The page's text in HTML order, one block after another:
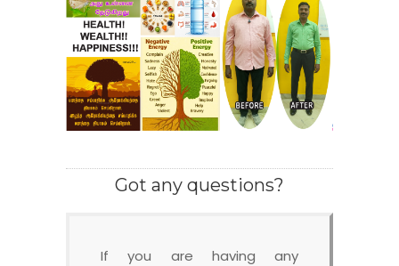
Got any questions?
If you are having any